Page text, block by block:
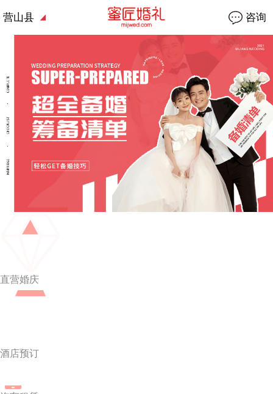
营山县 咨询
直营婚庆
酒店预订